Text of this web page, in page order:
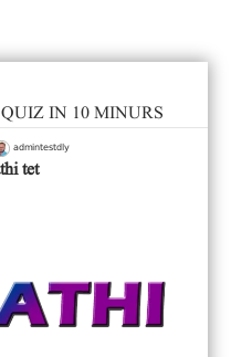
IN 10 MINURS
admintestdly
tet